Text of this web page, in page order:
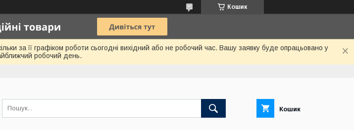
Кошик
за її графіком роботи сьогодні вихідний або не робочий час. Вашу заявку буде опрацьовано у
робочий день.
Кошик